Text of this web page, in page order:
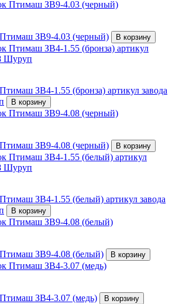
ЗВ9-4.03 (черный)
В корзину
ЗВ4-1.55 (бронза) артикул завода
В корзину
ЗВ9-4.08 (черный)
В корзину
ЗВ4-1.55 (белый) артикул завода
В корзину
ЗВ9-4.08 (белый)
В корзину
ЗВ4-3.07 (медь)
В корзину